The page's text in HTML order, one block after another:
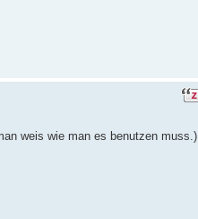
weis wie man es benutzen muss.)